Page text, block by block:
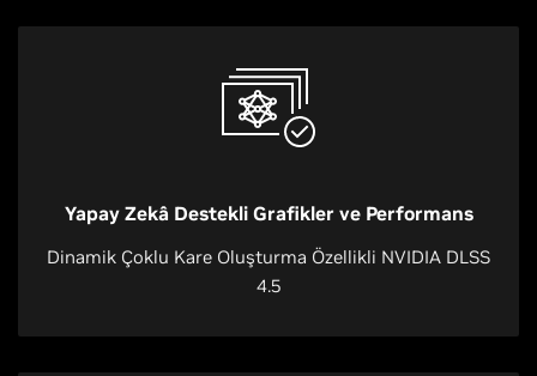
Yapay Zekâ Destekli Grafikler ve Performans
Dinamik Çoklu Kare Oluşturma Özellikli NVIDIA DLSS
4.5